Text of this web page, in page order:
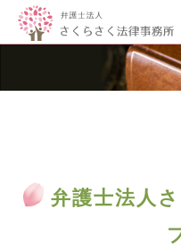
弁護士法人